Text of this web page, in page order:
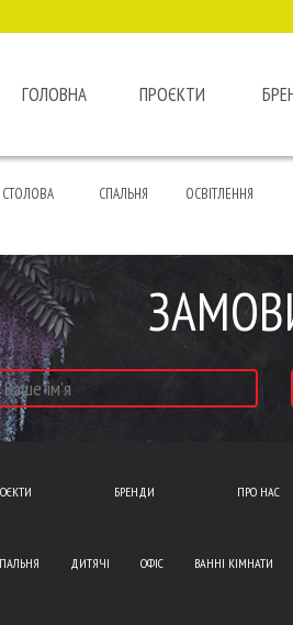
ГОЛОВНА ПРОЄКТИ
СТОЛОВА СПАЛЬНЯ ОСВІТЛЕННЯ
БРЕНДИ ПРО НАС
ДИТЯЧІ ОФІС ВАННІ КІМНАТИ